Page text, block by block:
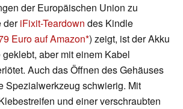
der Europäischen Union zu
deriFixit-Teardown des Kindle
Euro auf Amazon ) zeigt, ist der Akku
aber mit einem Kabel
Auch das Öffnen des Gehäuses
Spezialwerkzeug schwierig. Mit
und einer verschraubten